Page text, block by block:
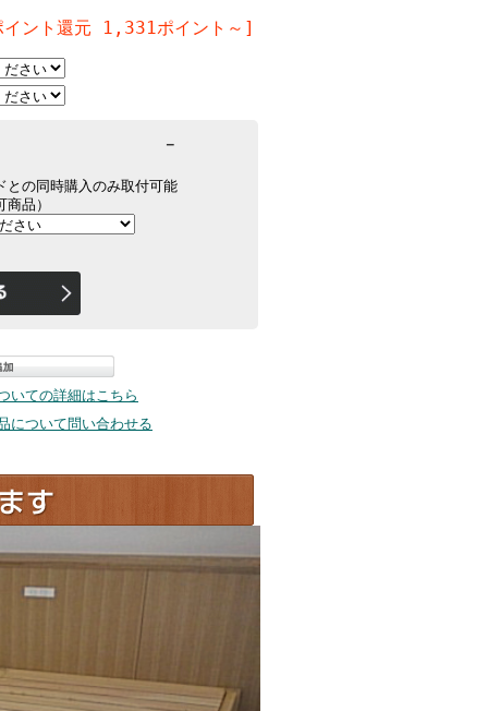
ント還元 1,331ポイント～]
－
との同時購入のみ取付可能
品）
いての詳細はこちら
について問い合わせる